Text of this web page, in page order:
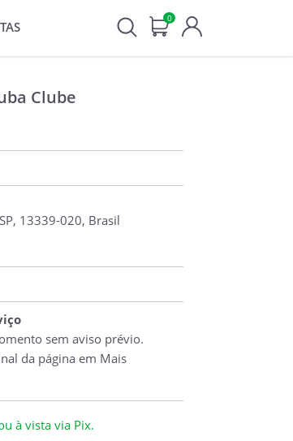
0
Clube
13339-020, Brasil
sem aviso prévio.
da página em Mais
à vista via Pix.